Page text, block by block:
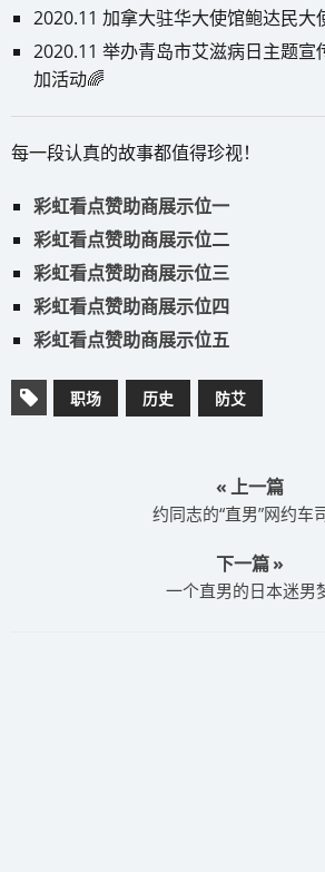
2020.11 加拿大驻华大使馆鲍达民大
2020.11 举办青岛市艾滋病日主题宣
加活动​​​​🌈
每一段认真的故事都值得珍视！
彩虹看点赞助商展示位一
彩虹看点赞助商展示位二
彩虹看点赞助商展示位三
彩虹看点赞助商展示位四
彩虹看点赞助商展示位五
职场 历史 防艾
« 上一篇
约同志的“直男”网约车
下一篇 »
一个直男的日本迷男